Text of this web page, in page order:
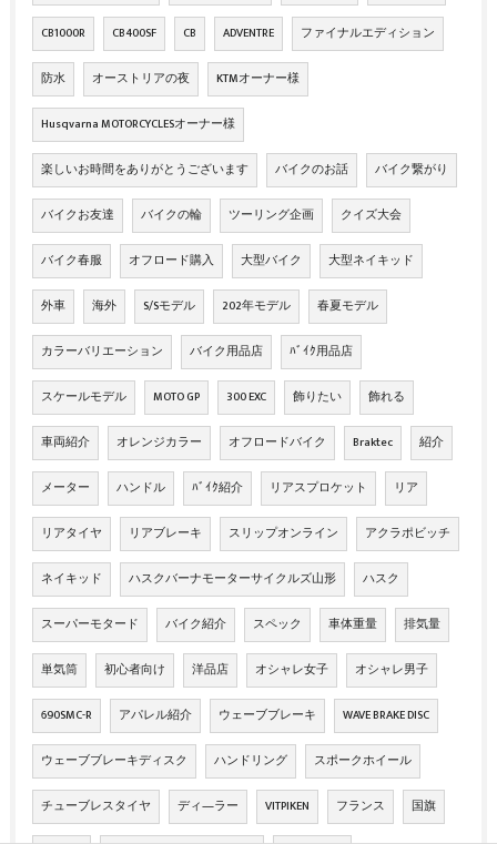
CB1000R CB400SF CB ADVENTRE ファイナルエディション
防水 オーストリアの夜 KTMオーナー様
Husqvarna MOTORCYCLESオーナー様
楽しいお時間をありがとうございます バイクのお話 バイク繋がり
バイクお友達 バイクの輪 ツーリング企画 クイズ大会
バイク春服 オフロード購入 大型バイク 大型ネイキッド
外車 海外 S/Sモデル 202年モデル 春夏モデル
カラーバリエーション バイク用品店 ﾊﾞｲｸ用品店
スケールモデル MOTO GP 300 EXC 飾りたい 飾れる
車両紹介 オレンジカラー オフロードバイク Braktec 紹介
メーター ハンドル ﾊﾞｲｸ紹介 リアスプロケット リア
リアタイヤ リアブレーキ スリップオンライン アクラポビッチ
ネイキッド ハスクバーナモーターサイクルズ山形 ハスク
スーパーモタード バイク紹介 スペック 車体重量 排気量
単気筒 初心者向け 洋品店 オシャレ女子 オシャレ男子
690SMC-R アパレル紹介 ウェーブブレーキ WAVE BRAKE DISC
ウェーブブレーキディスク ハンドリング スポークホイール
チューブレスタイヤ ディ―ラー VITPIKEN フランス 国旗